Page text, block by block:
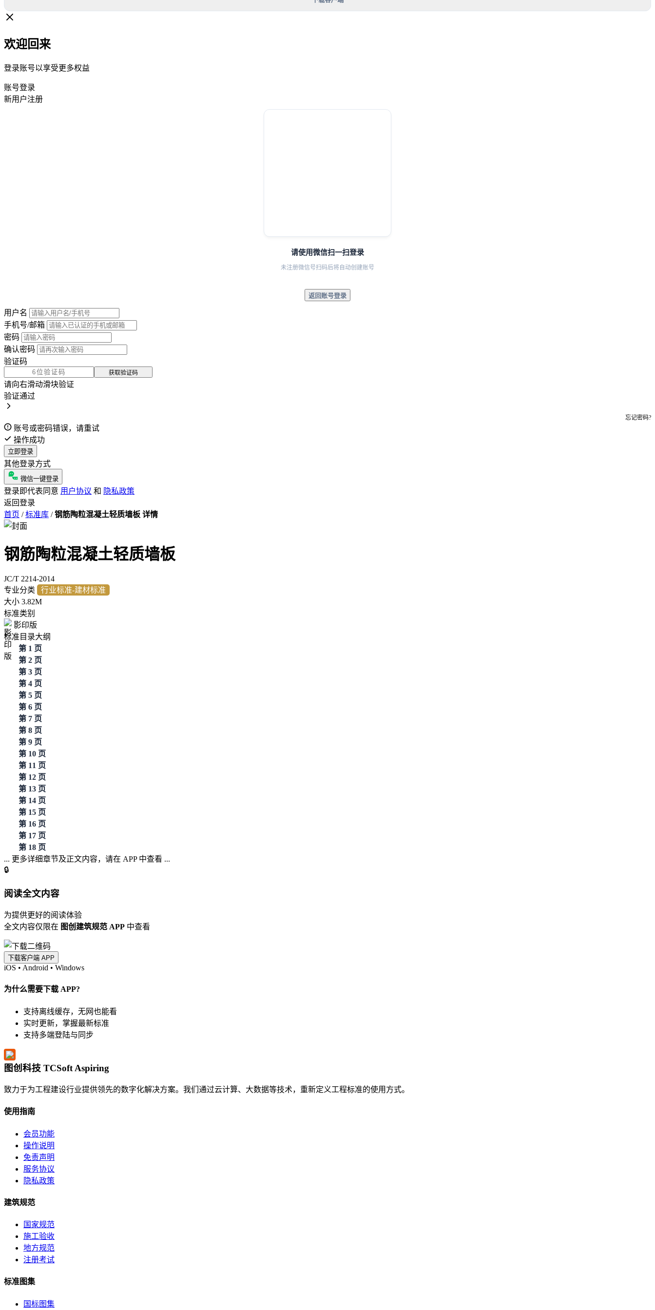
欢迎回来
登录账号以享受更多权益
账号登录
新用户注册
请使用微信扫一扫登录
未注册微信号扫码后将自动创建账号
返回账号登录
用户名
手机号/邮箱
密码
确认密码
验证码
获取验证码
请向右滑动滑块验证
验证通过
忘记密码?
账号或密码错误，请重试
操作成功
立即登录
其他登录方式
微信一键登录
登录即代表同意 用户协议 和 隐私政策
返回登录
首页 / 标准库 / 钢筋陶粒混凝土轻质墙板 详情
钢筋陶粒混凝土轻质墙板
JC/T 2214-2014
专业分类
行业标准-建材标准
大小 3.82M
标准类别
影印版
标准目录大纲
第 1 页
第 2 页
第 3 页
第 4 页
第 5 页
第 6 页
第 7 页
第 8 页
第 9 页
第 10 页
第 11 页
第 12 页
第 13 页
第 14 页
第 15 页
第 16 页
第 17 页
第 18 页
... 更多详细章节及正文内容，请在 APP 中查看 ...
🔒
阅读全文内容
为提供更好的阅读体验
全文内容仅限在 图创建筑规范 APP 中查看
下载客户端 APP
iOS • Android • Windows
为什么需要下载 APP?
支持离线缓存，无网也能看
实时更新，掌握最新标准
支持多端登陆与同步
图创科技 TCSoft Aspiring
致力于为工程建设行业提供领先的数字化解决方案。我们通过云计算、大数据等技术，重新定义工程标准的使用方式。
使用指南
会员功能
操作说明
免责声明
服务协议
隐私政策
建筑规范
国家规范
施工验收
地方规范
注册考试
标准图集
国标图集